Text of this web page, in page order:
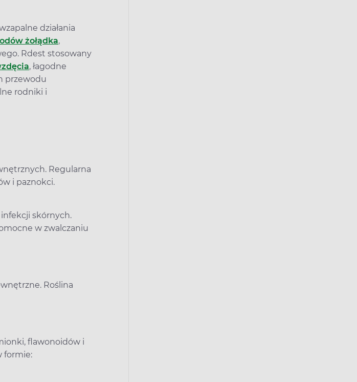
działania
żołądka,
Rdest stosowany
, łagodne
przewodu
rodniki i
Regularna
i paznokci.
skórnych.
w zwalczaniu
Roślina
flawonoidów i
formie: